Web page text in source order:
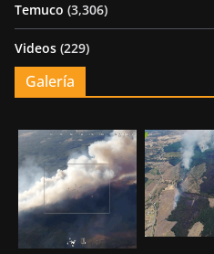
Temuco (3,306)
Videos (229)
Galería